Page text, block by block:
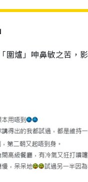
圍爐」呻鼻敏之苦，